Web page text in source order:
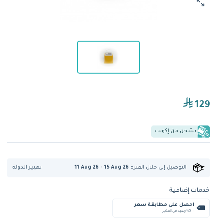
129
يشحن من إكويب
التوصيل إلى خلال الفترة 11 Aug 26 - 15 Aug 26 تغيير الدولة
خدمات إضافية
احصل على مطابقة سعر
+ %5 رصيد في المتجر